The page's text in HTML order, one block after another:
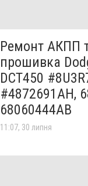
Ремонт АКПП
прошивка
DCT450
#4872691AH,
68060444AB
11:07, 30 липня